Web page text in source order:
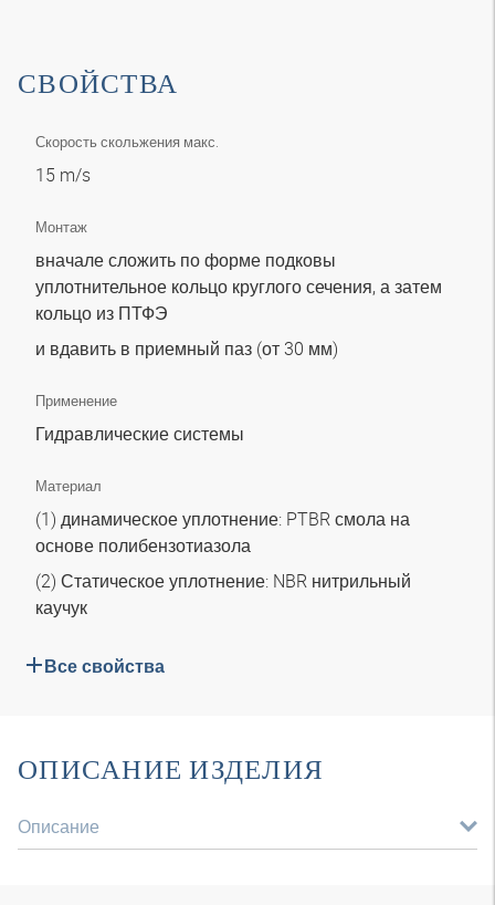
СВОЙСТВА
Скорость скольжения макс.
15 m/s
Монтаж
вначале сложить по форме подковы
уплотнительное кольцо круглого сечения, а затем
кольцо из ПТФЭ
и вдавить в приемный паз (от 30 мм)
Применение
Гидравлические системы
Материал
(1) динамическое уплотнение: PTBR смола на
основе полибензотиазола
(2) Статическое уплотнение: NBR нитрильный
каучук
Все свойства
ОПИСАНИЕ ИЗДЕЛИЯ
Описание